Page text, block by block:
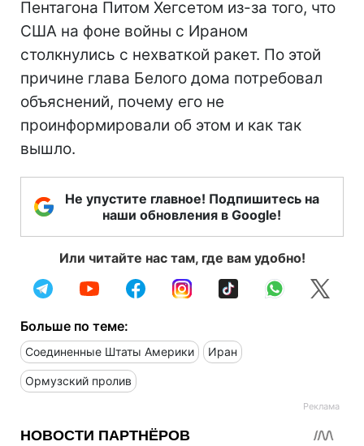
Пентагона Питом Хегсетом из-за того, что
США на фоне войны с Ираном
столкнулись с нехваткой ракет. По этой
причине глава Белого дома потребовал
объяснений, почему его не
проинформировали об этом и как так
вышло.
Не упустите главное! Подпишитесь на
наши обновления в Google!
Или читайте нас там, где вам удобно!
Больше по теме:
Соединенные Штаты Америки Иран
Ормузский пролив